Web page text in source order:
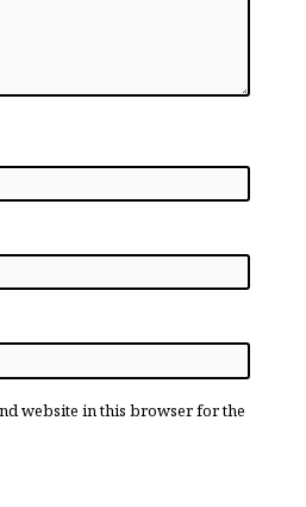
website in this browser for the